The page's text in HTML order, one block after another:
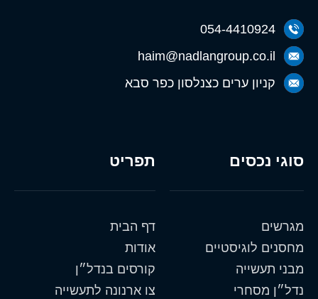
תפריט
דף הבית
אודות
קורסים בנדל״ן
צו ארנונה לתעשייה
סוגי נכסים
מגרשים
מחסנים לוגיסטיים
מבני תעשייה
נדל״ן מסחרי
054-4410924
haim@nadlangroup.co.il
קניון ערים כצנלסון כפר סבא